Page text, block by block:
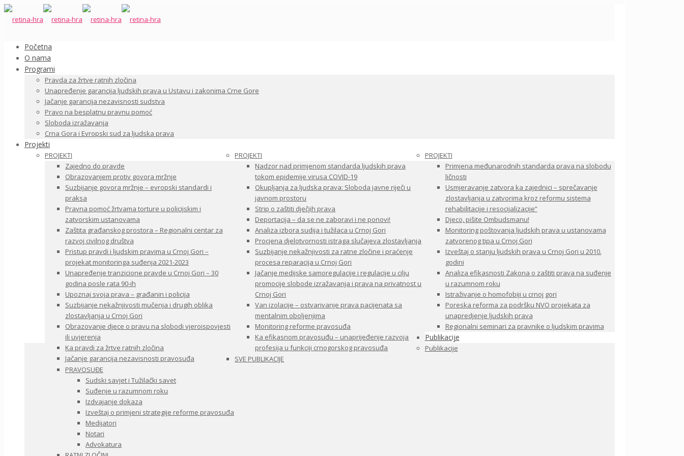
Početna
O nama
Programi
Pravda za žrtve ratnih zločina
Unapređenje garancija ljudskih prava u Ustavu i zakonima Crne Gore
Jačanje garancija nezavisnosti sudstva
Pravo na besplatnu pravnu pomoć
Sloboda izražavanja
Crna Gora i Evropski sud za ljudska prava
Projekti
PROJEKTI
Zajedno do pravde
Obrazovanjem protiv govora mržnje
Suzbijanje govora mržnje – evropski standardi i
praksa
Pravna pomoć žrtvama torture u policijskim i
zatvorskim ustanovama
Zaštita građanskog prostora – Regionalni centar za
razvoj civilnog društva
Pristup pravdi i ljudskim pravima u Crnoj Gori –
projekat monitoringa suđenja 2021-2023
Unapređenje tranzicione pravde u Crnoj Gori – 30
godina posle rata 90-ih
Upoznaj svoja prava – građanin i policija
Suzbijanje nekažnjivosti mučenja i drugih oblika
zlostavljanja u Crnoj Gori
Obrazovanje djece o pravu na slobodi vjeroispovjesti
ili uvjerenja
Ka pravdi za žrtve ratnih zločina
Jačanje garancija nezavisnosti pravosuđa
PROJEKTI
Nadzor nad primjenom standarda ljudskih prava
tokom epidemije virusa COVID-19
Okupljanja za ljudska prava: Sloboda javne riječi u
javnom prostoru
Strip o zaštiti dječjih prava
Deportacija – da se ne zaboravi i ne ponovi!
Analiza izbora sudija i tužilaca u Crnoj Gori
Procjena djelotvornosti istraga slučajeva zlostavljanja
Suzbijanje nekažnjivosti za ratne zločine i praćenje
procesa reparacija u Crnoj Gori
Jačanje medijske samoregulacije i regulacije u cilju
promocije slobode izražavanja i prava na privatnost u
Crnoj Gori
Van izolacije – ostvarivanje prava pacijenata sa
mentalnim oboljenjima
Monitoring reforme pravosuđa
Ka efikasnom pravosuđu – unaprijeđenje razvoja
profesija u funkciji crnogorskog pravosuđa
PROJEKTI
Primjena međunarodnih standarda prava na slobodu
ličnosti
Usmjeravanje zatvora ka zajednici – sprečavanje
zlostavljanja u zatvorima kroz reformu sistema
rehabilitacije i resocijalizacije”
Djeco, pišite Ombudsmanu!
Monitoring poštovanja ljudskih prava u ustanovama
zatvorenog tipa u Crnoj Gori
Izveštaj o stanju ljudskih prava u Crnoj Gori u 2010.
godini
Analiza efikasnosti Zakona o zaštiti prava na suđenje
u razumnom roku
Istraživanje o homofobiji u crnoj gori
Poreska reforma za podršku NVO projekata za
unapredjenje ljudskih prava
Regionalni seminari za pravnike o ljudskim pravima
Publikacije
Publikacije
SVE PUBLIKACIJE
PRAVOSUĐE
Sudski savjet i Tužilački savet
Suđenje u razumnom roku
Izdvajanje dokaza
Izveštaj o primjeni strategije reforme pravosuđa
Medijatori
Notari
Advokatura